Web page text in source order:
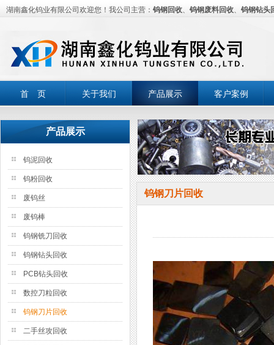
湖南鑫化钨业有限公司欢迎您！我公司主营： 钨钢回收、 钨钢废料回收、 钨钢钻头
首 页 关于我们 产品展示 客户案例
产品展示
钨泥回收
钨粉回收
废钨丝
废钨棒
钨钢铣刀回收
钨钢钻头回收
PCB钻头回收
数控刀粒回收
钨钢刀片回收
二手丝攻回收
钨钢刀片回收